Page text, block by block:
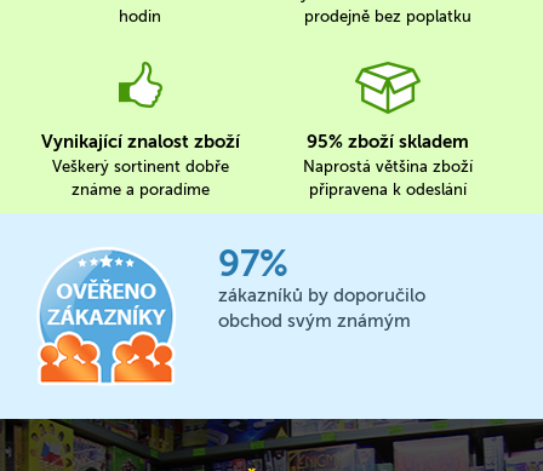
hodin
prodejně bez poplatku
Vynikající znalost zboží
Veškerý sortinent dobře
známe a poradíme
95% zboží skladem
Naprostá většina zboží
připravena k odeslání
97%
zákazníků by doporučilo
obchod svým známým